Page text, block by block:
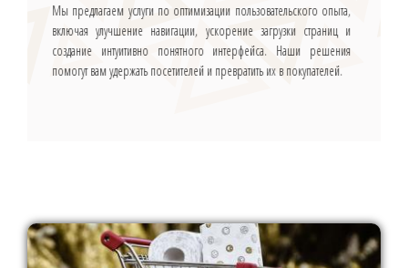
Мы предлагаем услуги по оптимизации пользовательского опыта,
включая улучшение навигации, ускорение загрузки страниц и
создание интуитивно понятного интерфейса. Наши решения
помогут вам удержать посетителей и превратить их в покупателей.